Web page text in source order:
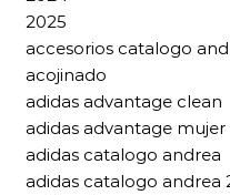
2025
accesorios catalogo
acojinado
adidas advantage clean
adidas advantage mujer
adidas catalogo andrea
adidas catalogo andrea